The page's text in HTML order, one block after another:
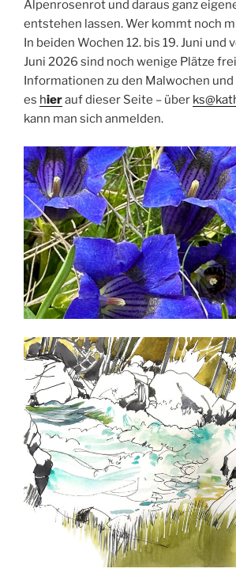
Alpenrosenrot und daraus ganz
entstehen lassen. Wer kommt noch
In beiden Wochen 12. bis 19. Juni und
Juni 2026 sind noch wenige Plätze
Informationen zu den Malwochen
es hierauf dieser Seite – über
kann man sich anmelden.